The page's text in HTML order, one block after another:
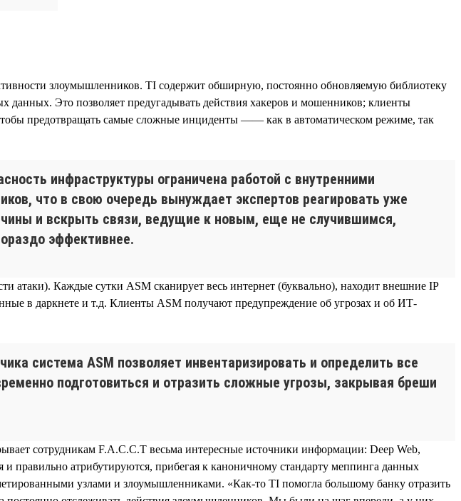
злоумышленников. TI содержит обширную, постоянно обновляемую библиотеку
Это позволяет предугадывать действия хакеров и мошенников; клиенты
предотвращать самые сложные инциденты —— как в автоматическом режиме, так
инфраструктуры ограничена работой с внутренними
что в свою очередь вынуждает экспертов реагировать уже
и вскрыть связи, ведущие к новым, еще не случившимся,
эффективнее.
атаки). Каждые сутки ASM сканирует весь интернет (буквально), находит внешние IP
в даркнете и т.д. Клиенты ASM получают предупреждение об угрозах и об ИТ-
система ASM позволяет инвентаризировать и определить все
подготовиться и отразить сложные угрозы, закрывая бреши
сотрудникам F.A.C.C.T весьма интересные источники информации: Deep Web,
правильно атрибутируются, прибегая к каноничному стандарту меппинга данных
узлами и злоумышленниками. «Как-то TI помогла большому банку отразить